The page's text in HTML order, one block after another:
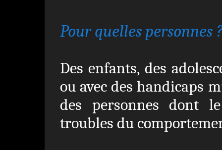
Pour quelles personnes
Des enfants, des
ou avec des handicaps
des personnes dont
troubles du